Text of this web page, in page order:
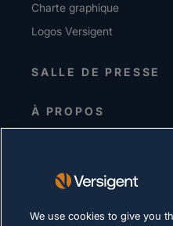
Charte graphique
Logos Versigent
SALLE DE PRESSE
À PROPOS
Equipe de direction
Fournisseurs
We use cookies to give you